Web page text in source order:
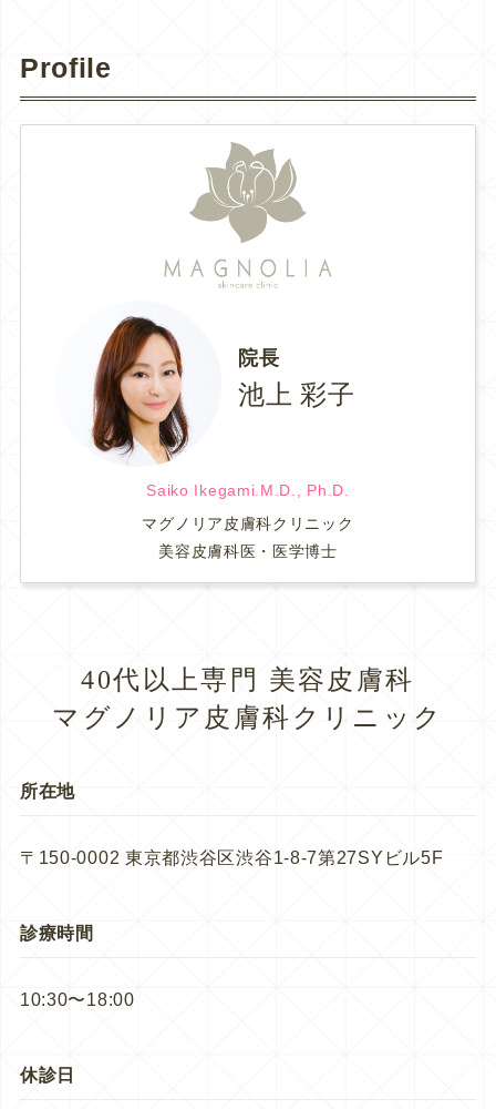
Profile
院長
池上 彩子
Saiko Ikegami.M.D., Ph.D.
マグノリア皮膚科クリニック
美容皮膚科医・医学博士
40代以上専門 美容皮膚科
マグノリア皮膚科クリニック
所在地
〒150-0002 東京都渋谷区渋谷1-8-7第27SYビル5F
診療時間
10:30〜18:00
休診日